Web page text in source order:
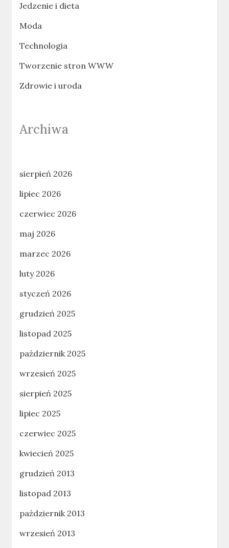
Jedzenie i dieta
Moda
Technologia
Tworzenie stron WWW
Zdrowie i uroda
Archiwa
sierpień 2026
lipiec 2026
czerwiec 2026
maj 2026
marzec 2026
luty 2026
styczeń 2026
grudzień 2025
listopad 2025
październik 2025
wrzesień 2025
sierpień 2025
lipiec 2025
czerwiec 2025
kwiecień 2025
grudzień 2013
listopad 2013
październik 2013
wrzesień 2013